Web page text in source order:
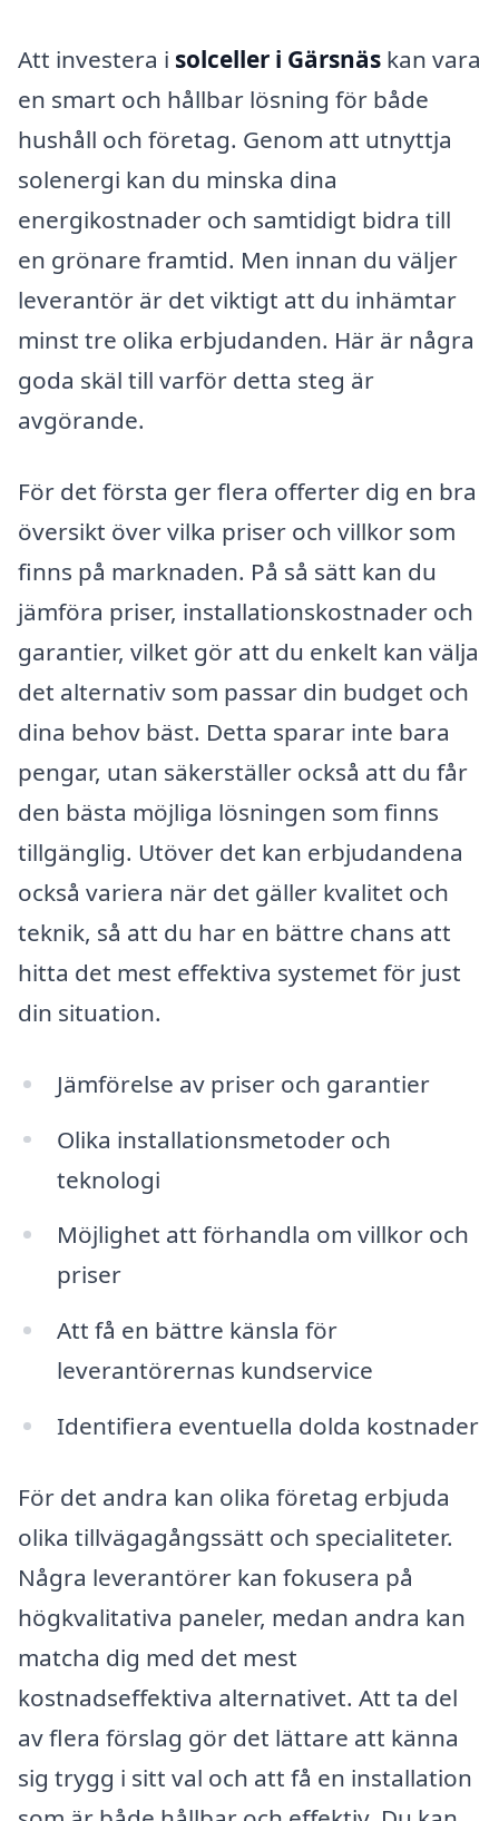
Att investera i solceller i Gärsnäs kan vara
en smart och hållbar lösning för både
hushåll och företag. Genom att utnyttja
solenergi kan du minska dina
energikostnader och samtidigt bidra till
en grönare framtid. Men innan du väljer
leverantör är det viktigt att du inhämtar
minst tre olika erbjudanden. Här är några
goda skäl till varför detta steg är
avgörande.
För det första ger flera offerter dig en bra
översikt över vilka priser och villkor som
finns på marknaden. På så sätt kan du
jämföra priser, installationskostnader och
garantier, vilket gör att du enkelt kan välja
det alternativ som passar din budget och
dina behov bäst. Detta sparar inte bara
pengar, utan säkerställer också att du får
den bästa möjliga lösningen som finns
tillgänglig. Utöver det kan erbjudandena
också variera när det gäller kvalitet och
teknik, så att du har en bättre chans att
hitta det mest effektiva systemet för just
din situation.
Jämförelse av priser och garantier
Olika installationsmetoder och
teknologi
Möjlighet att förhandla om villkor och
priser
Att få en bättre känsla för
leverantörernas kundservice
Identifiera eventuella dolda kostnader
För det andra kan olika företag erbjuda
olika tillvägagångssätt och specialiteter.
Några leverantörer kan fokusera på
högkvalitativa paneler, medan andra kan
matcha dig med det mest
kostnadseffektiva alternativet. Att ta del
av flera förslag gör det lättare att känna
sig trygg i sitt val och att få en installation